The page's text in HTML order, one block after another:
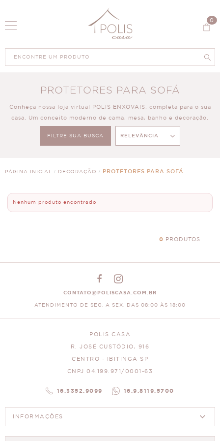
0
PROTETORES PARA SOFÁ
Conheça nossa loja virtual POLIS ENXOVAIS, completa para o sua
casa. Um conceito moderno de cama, mesa, banho e decoração.
FILTRE SUA BUSCA RELEVÂNCIA
PÁGINA INICIAL DECORAÇÃO PROTETORES PARA SOFÁ
0PRODUTOS
Nenhum produto encontrado
0 PRODUTOS
CONTATO@POLISCASA.COM.BR
ATENDIMENTO DE SEG. A SEX. DAS 08:00 ÀS 18:00
POLIS CASA
R. JOSÉ CUSTÓDIO, 916
CENTRO - IBITINGA SP
CNPJ 04.199.971/0001-63
16.3352.9099 16.9.8119.5700
INFORMAÇÕES